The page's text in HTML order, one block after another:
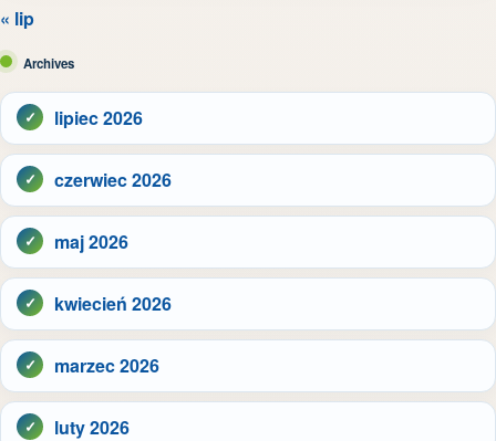
« lip
Archives
lipiec 2026
czerwiec 2026
maj 2026
kwiecień 2026
marzec 2026
luty 2026